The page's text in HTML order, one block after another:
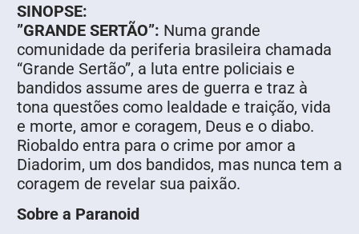
SINOPSE:
”GRANDE SERTÃO”: Numa grande
comunidade da periferia brasileira chamada
“Grande Sertão”, a luta entre policiais e
bandidos assume ares de guerra e traz à
tona questões como lealdade e traição, vida
e morte, amor e coragem, Deus e o diabo.
Riobaldo entra para o crime por amor a
Diadorim, um dos bandidos, mas nunca tem a
coragem de revelar sua paixão.
Sobre a Paranoid